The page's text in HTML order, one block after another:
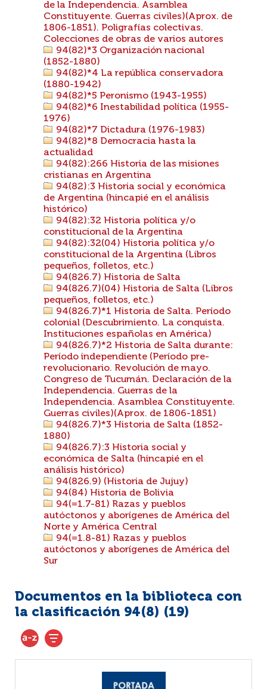
de la Independencia. Asamblea
Constituyente. Guerras civiles)(Aprox. de
1806-1851). Poligrafías colectivas.
Colecciones de obras de varios autores
94(82)*3 Organización nacional
(1852-1880)
94(82)*4 La república conservadora
(1880-1942)
94(82)*5 Peronismo (1943-1955)
94(82)*6 Inestabilidad política (1955-
1976)
94(82)*7 Dictadura (1976-1983)
94(82)*8 Democracia hasta la
actualidad
94(82):266 Historia de las misiones
cristianas en Argentina
94(82):3 Historia social y económica
de Argentina (hincapié en el análisis
histórico)
94(82):32 Historia política y/o
constitucional de la Argentina
94(82):32(04) Historia política y/o
constitucional de la Argentina (Libros
pequeños, folletos, etc.)
94(826.7) Historia de Salta
94(826.7)(04) Historia de Salta (Libros
pequeños, folletos, etc.)
94(826.7)*1 Historia de Salta. Período
colonial (Descubrimiento. La conquista.
Instituciones españolas en América)
94(826.7)*2 Historia de Salta durante:
Período independiente (Período pre-
revolucionario. Revolución de mayo.
Congreso de Tucumán. Declaración de la
Independencia. Guerras de la
Independencia. Asamblea Constituyente.
Guerras civiles)(Aprox. de 1806-1851)
94(826.7)*3 Historia de Salta (1852-
1880)
94(826.7):3 Historia social y
económica de Salta (hincapié en el
análisis histórico)
94(826.9) (Historia de Jujuy)
94(84) Historia de Bolivia
94(=1.7-81) Razas y pueblos
autóctonos y aborígenes de América del
Norte y América Central
94(=1.8-81) Razas y pueblos
autóctonos y aborígenes de América del
Sur
Documentos en la biblioteca con
la clasificación 94(8) (19)